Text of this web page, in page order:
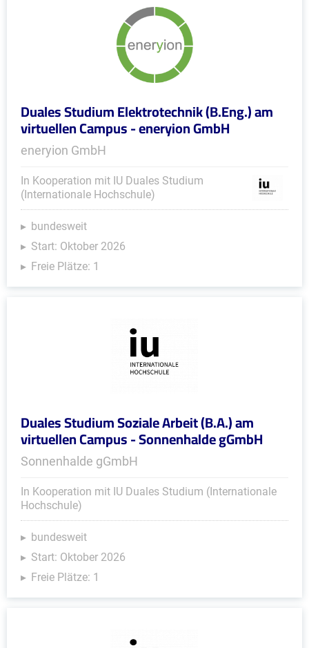
Duales Studium Elektrotechnik (B.Eng.) am
virtuellen Campus - eneryion GmbH
eneryion GmbH
In Kooperation mit IU Duales Studium
(Internationale Hochschule)
bundesweit
Start: Oktober 2026
Freie Plätze: 1
Duales Studium Soziale Arbeit (B.A.) am
virtuellen Campus - Sonnenhalde gGmbH
Sonnenhalde gGmbH
In Kooperation mit IU Duales Studium (Internationale
Hochschule)
bundesweit
Start: Oktober 2026
Freie Plätze: 1